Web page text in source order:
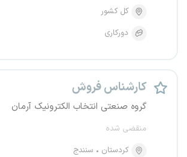
کل کشور
دورکاری
کارشناس فروش
گروه صنعتی انتخاب الکترونیک آرمان
منقضی شده
کردستان
سنندج